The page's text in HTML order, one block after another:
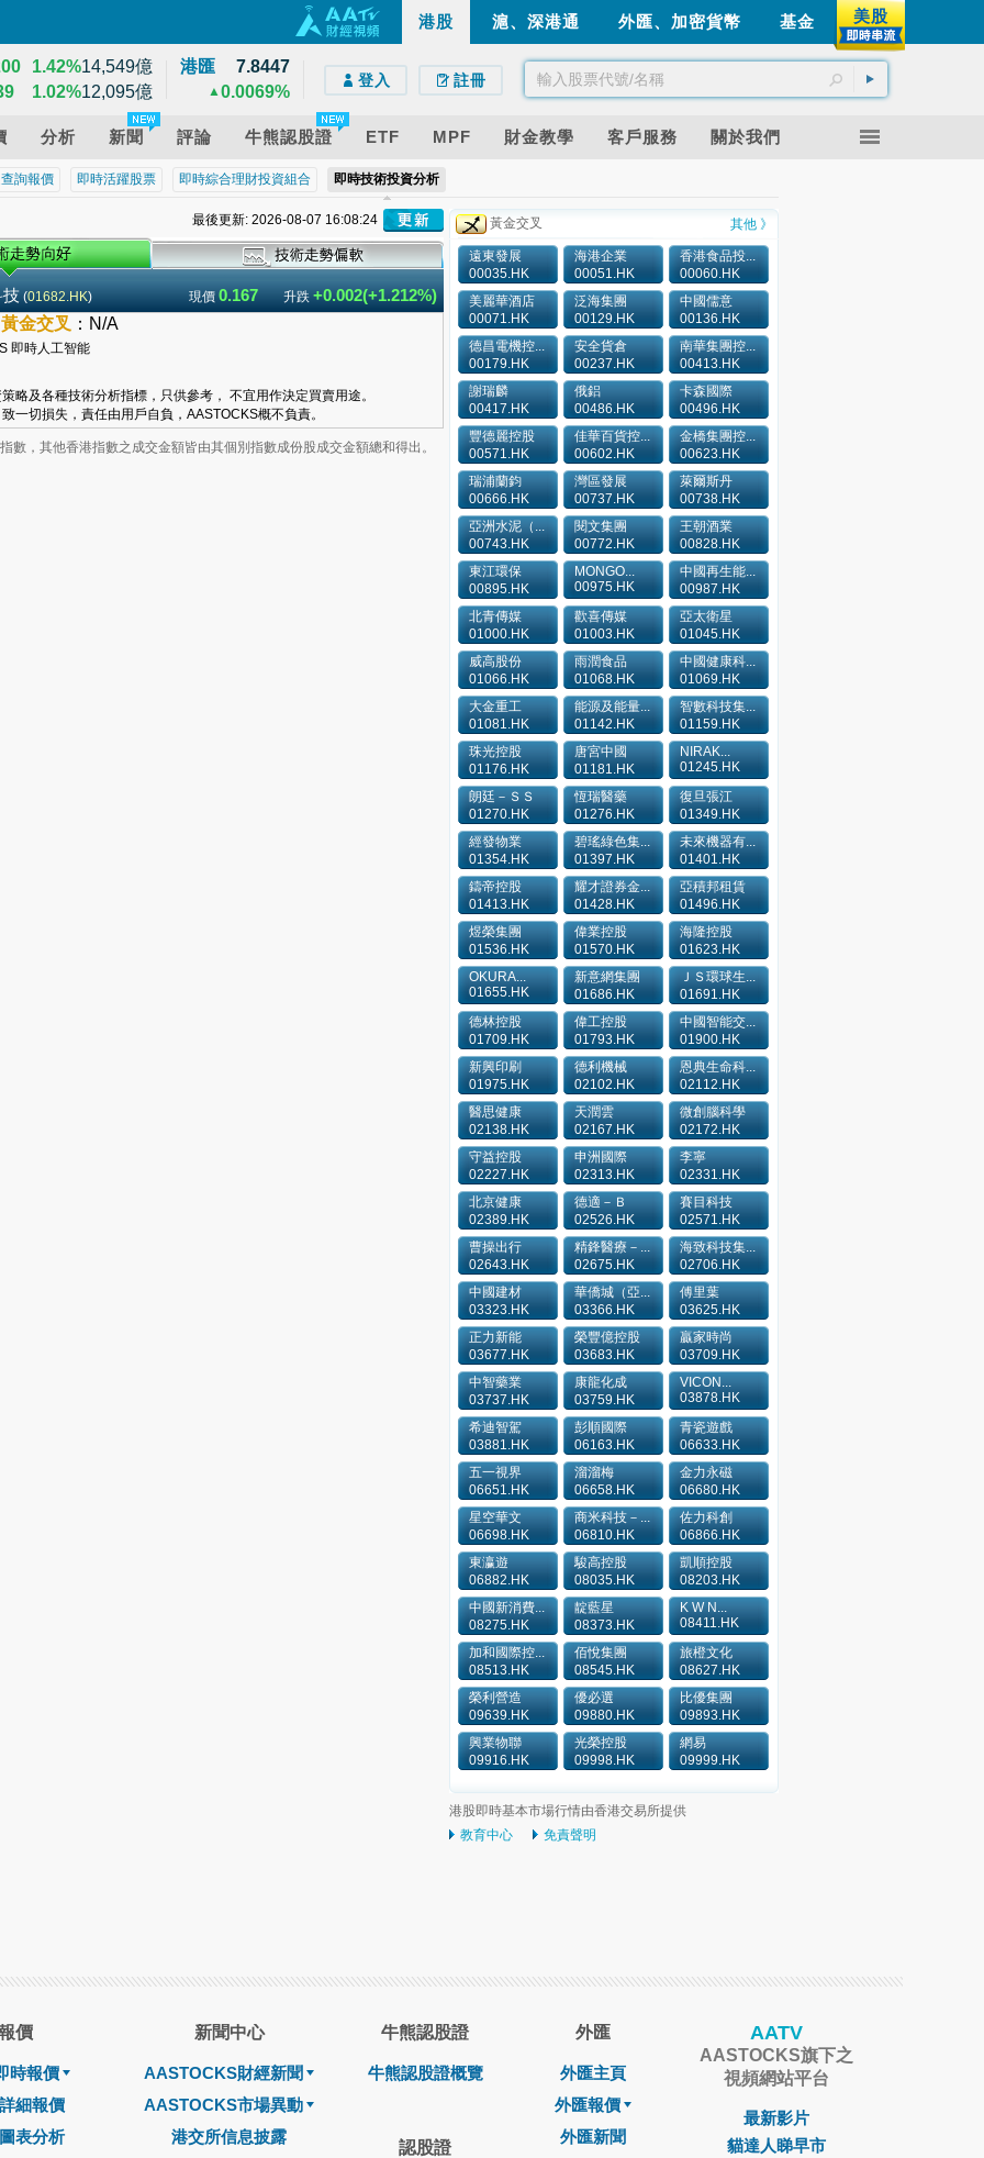
美股
基金
外匯、加密貨幣
滬、深港通
港股
1.42%14,549億
1.02%12,095億
港匯
7.8447
0.0069%
▲
登入 註冊
分析 新聞 評論 牛熊認股證 ETF MPF 財金教學 客戶服務 關於我們
詢報價 即時活躍股票 即時綜合理財投資組合 即時技術投資分析
最後更新: 2026-08-07 16:08:24
技 (01682.HK) 現價 0.167 升跌 +0.002(+1.212%)
黃金交叉 ： N/A
略及各種技術分析指標，只供參考， 不宜用作決定買賣用途。
一切損失，責任由用戶自負，AASTOCKS概不負責。
數，其他香港指數之成交金額皆由其個別指數成份股成交金額總和得出。
黃金交叉 其他 》
遠東發展
00035.HK
海港企業
00051.HK
香港食品投...
00060.HK
美麗華酒店
00071.HK
泛海集團
00129.HK
中國儒意
00136.HK
德昌電機控...
00179.HK
安全貨倉
00237.HK
南華集團控...
00413.HK
謝瑞麟
00417.HK
俄鋁
00486.HK
卡森國際
00496.HK
豐德麗控股
00571.HK
佳華百貨控...
00602.HK
金橋集團控...
00623.HK
瑞浦蘭鈞
00666.HK
灣區發展
00737.HK
萊爾斯丹
00738.HK
亞洲水泥（...
00743.HK
閱文集團
00772.HK
王朝酒業
00828.HK
東江環保
00895.HK
MONGO...
00975.HK
中國再生能...
00987.HK
北青傳媒
01000.HK
歡喜傳媒
01003.HK
亞太衛星
01045.HK
威高股份
01066.HK
雨潤食品
01068.HK
中國健康科...
01069.HK
大金重工
01081.HK
能源及能量...
01142.HK
智數科技集...
01159.HK
珠光控股
01176.HK
唐宮中國
01181.HK
NIRAK...
01245.HK
朗廷－ＳＳ
01270.HK
恆瑞醫藥
01276.HK
復旦張江
01349.HK
經發物業
01354.HK
碧瑤綠色集...
01397.HK
未來機器有...
01401.HK
鑄帝控股
01413.HK
耀才證券金...
01428.HK
亞積邦租賃
01496.HK
煜榮集團
01536.HK
偉業控股
01570.HK
海隆控股
01623.HK
OKURA...
01655.HK
新意網集團
01686.HK
ＪＳ環球生...
01691.HK
德林控股
01709.HK
偉工控股
01793.HK
中國智能交...
01900.HK
新興印刷
01975.HK
德利機械
02102.HK
恩典生命科...
02112.HK
醫思健康
02138.HK
天潤雲
02167.HK
微創腦科學
02172.HK
守益控股
02227.HK
申洲國際
02313.HK
李寧
02331.HK
北京健康
02389.HK
德適－Ｂ
02526.HK
賽目科技
02571.HK
曹操出行
02643.HK
精鋒醫療－...
02675.HK
海致科技集...
02706.HK
中國建材
03323.HK
華僑城（亞...
03366.HK
傅里葉
03625.HK
正力新能
03677.HK
榮豐億控股
03683.HK
贏家時尚
03709.HK
中智藥業
03737.HK
康龍化成
03759.HK
VICON...
03878.HK
希迪智駕
03881.HK
彭順國際
06163.HK
青瓷遊戲
06633.HK
五一視界
06651.HK
溜溜梅
06658.HK
金力永磁
06680.HK
星空華文
06698.HK
商米科技－...
06810.HK
佐力科創
06866.HK
東瀛遊
06882.HK
駿高控股
08035.HK
凱順控股
08203.HK
中國新消費...
08275.HK
靛藍星
08373.HK
K W N...
08411.HK
加和國際控...
08513.HK
佰悅集團
08545.HK
旅橙文化
08627.HK
榮利營造
09639.HK
優必選
09880.HK
比優集團
09893.HK
興業物聯
09916.HK
光榮控股
09998.HK
網易
09999.HK
港股即時基本市場行情由香港交易所提供
教育中心
免責聲明
價
時報價
細報價
表分析
新聞中心
AASTOCKS財經新聞
AASTOCKS市場異動
港交所信息披露
牛熊認股證
牛熊認股證概覽
認股證
外匯
外匯主頁
外匯報價
外匯新聞
AATV
AASTOCKS旗下之
視頻網站平台
最新影片
貓達人睇早市